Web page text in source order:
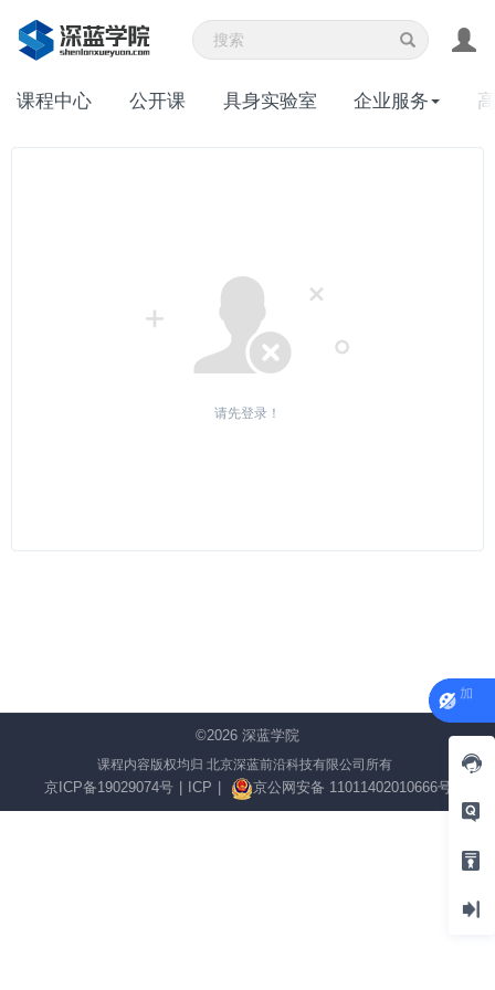
课程中心 公开课 具身实验室 企业服务
请先登录！
©2026 深蓝学院
课程内容版权均归 北京深蓝前沿科技有限公司所有
京ICP备19029074号 ICP 京公网安备 11011402010666号